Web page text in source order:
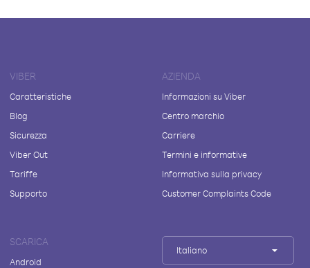
VIBER
Caratteristiche
Blog
Sicurezza
Viber Out
Tariffe
Supporto
AZIENDA
Informazioni su Viber
Centro marchio
Carriere
Termini e informative
Informativa sulla privacy
Customer Complaints Code
SCARICA
Android
Italiano